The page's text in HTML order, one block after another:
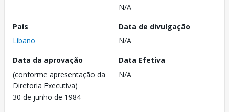
N/A
País
Líbano
Data de divulgação
N/A
Data da aprovação
(conforme apresentação da
Diretoria Executiva)
30 de junho de 1984
Data Efetiva
N/A